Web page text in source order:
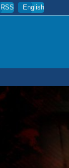
English
RSS